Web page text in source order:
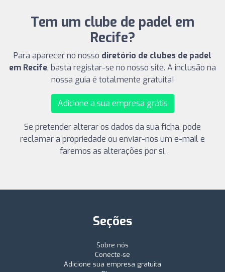
Tem um clube de padel em
Recife?
Para aparecer no nosso diretório de clubes de padel
em Recife, basta registar-se no nosso site. A inclusão na
nossa guia é totalmente gratuita!
Adicione a sua empresa grátis
Se pretender alterar os dados da sua ficha, pode
reclamar a propriedade ou enviar-nos um e-mail e
faremos as alterações por si.
Seções
Sobre nós
Conecte-se
Adicione sua empresa gratuita